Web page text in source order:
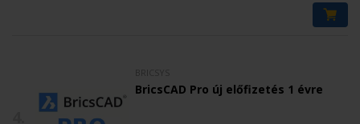
BricsCAD Pro új előfizetés 1 évre